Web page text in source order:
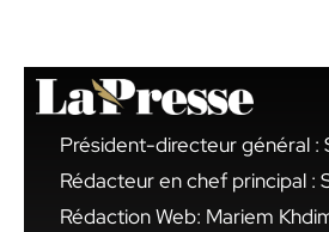
Président-directeur général :
Rédacteur en chef principal :
Rédaction Web: Mariem